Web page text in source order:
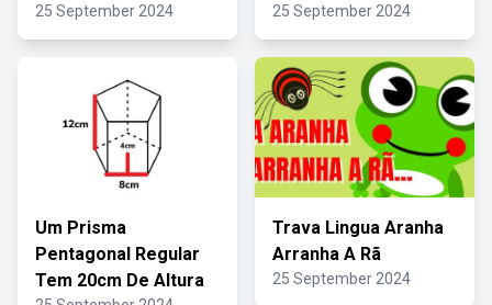
25 September 2024 25 September 2024
Um Prisma
Pentagonal Regular
Tem 20cm De Altura
Trava Lingua Aranha
Arranha A Rã
25 September 2024